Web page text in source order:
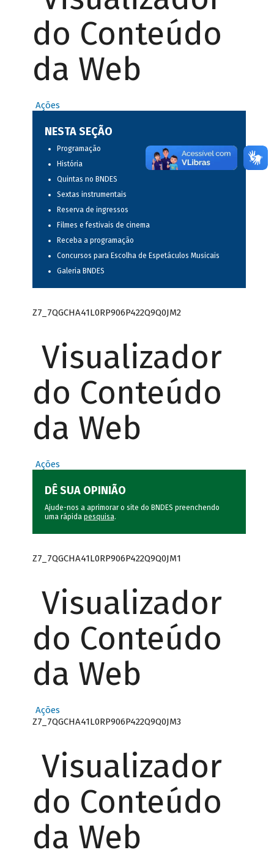
do Conteúdo
da Web
Ações
NESTA SEÇÃO
Programação
História
Quintas no BNDES
Sextas instrumentais
Reserva de ingressos
Filmes e festivais de cinema
Receba a programação
Concursos para Escolha de Espetáculos Musicais
Galeria BNDES
Z7_7QGCHA41L0RP906P422Q9Q0JM2
Visualizador
do Conteúdo
da Web
Ações
DÊ SUA OPINIÃO
Ajude-nos a aprimorar o site do BNDES preenchendo
uma rápida pesquisa.
Z7_7QGCHA41L0RP906P422Q9Q0JM1
Visualizador
do Conteúdo
da Web
Ações
Z7_7QGCHA41L0RP906P422Q9Q0JM3
Visualizador
do Conteúdo
da Web